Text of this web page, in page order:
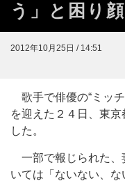
う」と困り顔
2012年10月25日 / 14:51
歌手で俳優の“ミッ
を迎えた２４日、東
した。
一部で報じられた、
いては「ないない、